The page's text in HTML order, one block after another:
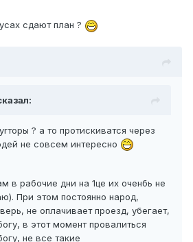
сдают план ?
? а то протискиватся через
не совсем интересно
в рабочие дни на 1це их оченбь не
При этом постоянно народ,
не оплачивает проезд, убегает,
в этот момент провалиться
не все такие